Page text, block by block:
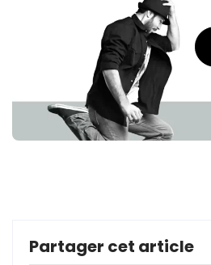
Partager cet article